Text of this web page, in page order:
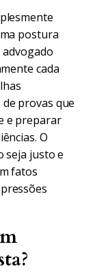
postura
cada
provas que
e preparar
O
seja justo e
fatos